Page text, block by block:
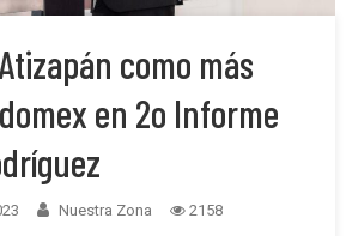
como más
en 2o Informe
Nuestra Zona 2158